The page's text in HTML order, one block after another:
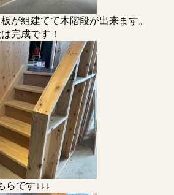
が組建てて木階段が出来ます。
完成です！
らです↓↓↓